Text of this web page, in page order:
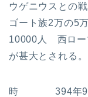
ウゲニウスとの
ゴート族2万の5
10000人 西ロー
が甚大とされる。
時 394年9月